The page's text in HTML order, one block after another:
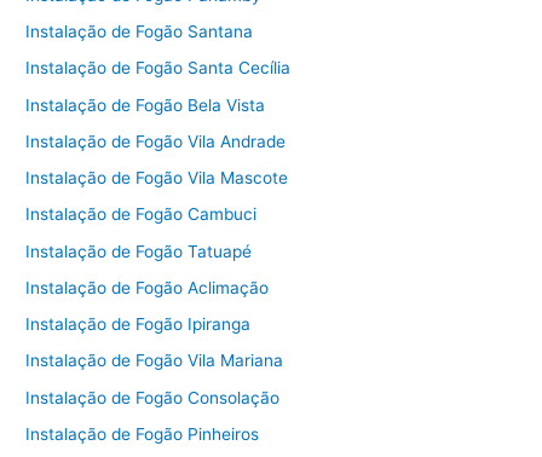
Instalação de Fogão Santana
Instalação de Fogão Santa Cecília
Instalação de Fogão Bela Vista
Instalação de Fogão Vila Andrade
Instalação de Fogão Vila Mascote
Instalação de Fogão Cambuci
Instalação de Fogão Tatuapé
Instalação de Fogão Aclimação
Instalação de Fogão Ipiranga
Instalação de Fogão Vila Mariana
Instalação de Fogão Consolação
Instalação de Fogão Pinheiros